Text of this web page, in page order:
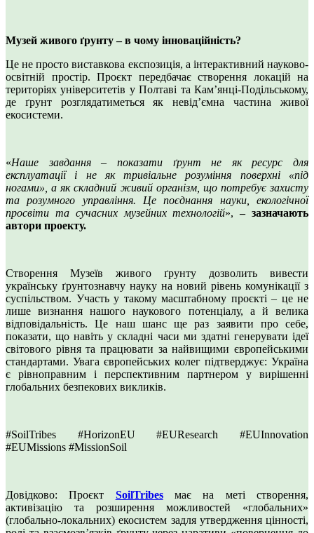
Музей живого ґрунту – в чому інноваційність?
Це не просто виставкова експозиція, а інтерактивний науково-
освітній простір. Проєкт передбачає створення локацій на
територіях університетів у Полтаві та Кам’янці-Подільському,
де ґрунт розглядатиметься як невід’ємна частина живої
екосистеми.
«Наше завдання – показати ґрунт не як ресурс для
експлуатації і не як тривіальне розуміння поверхні «під
ногами», а як складний живий організм, що потребує захисту
та розумного управління. Це поєднання науки, екологічної
просвіти та сучасних музейних технологій»,– зазначають
автори проекту.
Створення Музеїв живого ґрунту дозволить вивести
українську ґрунтознавчу науку на новий рівень комунікації з
суспільством. Участь у такому масштабному проєкті – це не
лише визнання нашого наукового потенціалу, а й велика
відповідальність. Це наш шанс ще раз заявити про себе,
показати, що навіть у складні часи ми здатні генерувати ідеї
світового рівня та працювати за найвищими європейськими
стандартами. Увага європейських колег підтверджує: Україна
є рівноправним і перспективним партнером у вирішенні
глобальних безпекових викликів.
#SoilTribes #HorizonEU #EUResearch #EUInnovation
#EUMissions #MissionSoil
Довідково: Проєкт SoilTribesмає на меті створення,
активізацію та розширення можливостей «глобальних»
(глобально-локальних) екосистем задля утвердження цінності,